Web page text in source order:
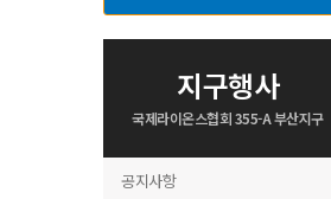
지구행사
국제라이온스협회 355-A 부산지구
공지사항